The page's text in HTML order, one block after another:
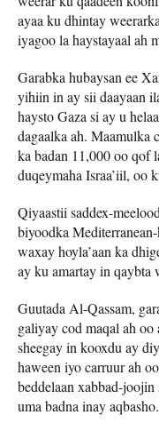
ayaa ku dhintay
iyagoo la haystayaal ah
Garabka hubaysan ee
yihiin in ay sii daayaan
haysto Gaza si ay u
dagaalka ah. Maamulka
ka badan 11,000 oo qof
duqeymaha Israa’iil, oo
Qiyaastii saddex-
biyoodka
waxay hoyla’aan ka
ay ku amartay in qaybta
Guutada Al-Qassam,
galiyay cod maqal ah
sheegay in kooxdu ay
haween iyo carruur ah
beddelaan xabbad-joojin
uma badna inay aqbasho.